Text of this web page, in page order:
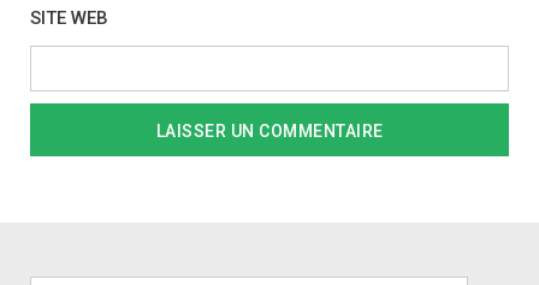
SITE WEB